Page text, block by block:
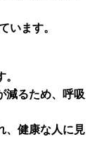
います。
減るため、呼吸
、健康な人に見